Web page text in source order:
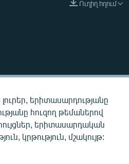
Ուղիղ հղում
երիտասարդությանը
հուզող թեմաներով
երիտասարդական
կրթություն, մշակույթ: